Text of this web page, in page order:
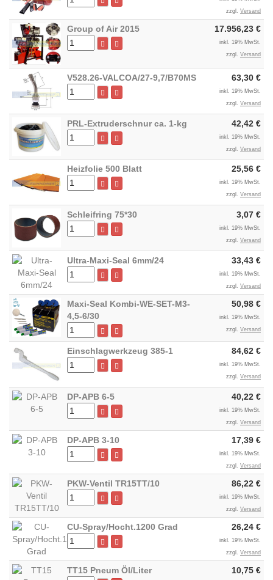
zzgl. Versand
Group of Air 2015 17.956,23 €
inkl. 19% MwSt.
zzgl. Versand
V528.26-VALCOA/27-9,7/B70MS 63,30 €
inkl. 19% MwSt.
zzgl. Versand
PRL-Extruderschnur ca. 1-kg 42,42 €
inkl. 19% MwSt.
zzgl. Versand
Heizfolie 500 Blatt 25,56 €
inkl. 19% MwSt.
zzgl. Versand
Schleifring 75*30 3,07 €
inkl. 19% MwSt.
zzgl. Versand
Ultra-Maxi-Seal 6mm/24 33,43 €
inkl. 19% MwSt.
zzgl. Versand
Maxi-Seal Kombi-WE-SET-M3-
4,5-6/30
50,98 €
inkl. 19% MwSt.
zzgl. Versand
Einschlagwerkzeug 385-1 84,62 €
inkl. 19% MwSt.
zzgl. Versand
DP-APB 6-5 40,22 €
inkl. 19% MwSt.
zzgl. Versand
DP-APB 3-10 17,39 €
inkl. 19% MwSt.
zzgl. Versand
PKW-Ventil TR15TT/10 86,22 €
inkl. 19% MwSt.
zzgl. Versand
CU-Spray/Hocht.1200 Grad 26,24 €
inkl. 19% MwSt.
zzgl. Versand
TT15 Pneum Öl/Liter 10,75 €